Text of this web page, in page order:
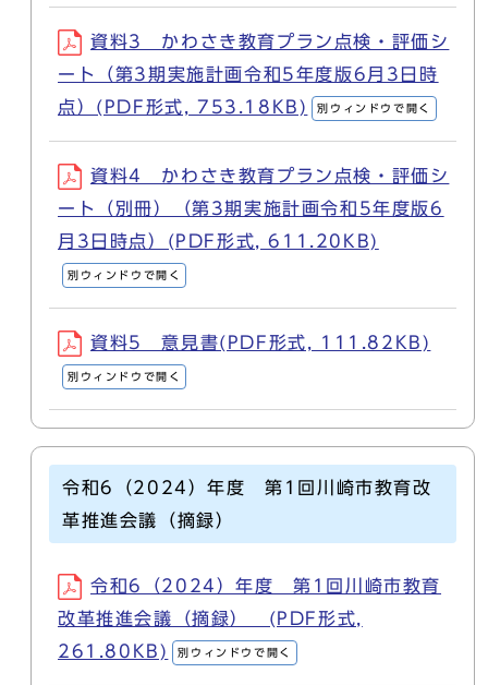
資料3 かわさき教育プラン点検・評価シ
ート（第3期実施計画令和5年度版6月3日時
点）(PDF形式, 753.18KB)
別ウィンドウで開く
資料4 かわさき教育プラン点検・評価シ
ート（別冊）（第3期実施計画令和5年度版6
月3日時点）(PDF形式, 611.20KB)
別ウィンドウで開く
資料5 意見書(PDF形式, 111.82KB)
別ウィンドウで開く
令和6（2024）年度 第1回川崎市教育改
革推進会議（摘録）
令和6（2024）年度 第1回川崎市教育
改革推進会議（摘録） (PDF形式,
261.80KB)
別ウィンドウで開く